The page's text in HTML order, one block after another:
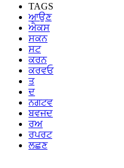
TAGS
ਆਉਣ
ਐਕਸ
ਸਕਨ
ਸਟ
ਕਰਨ
ਕਰਵਓ
ਤ
ਦ
ਨਗਟਵ
ਬਵਜਦ
ਰਅ
ਰਪਰਟ
ਲਛਣ